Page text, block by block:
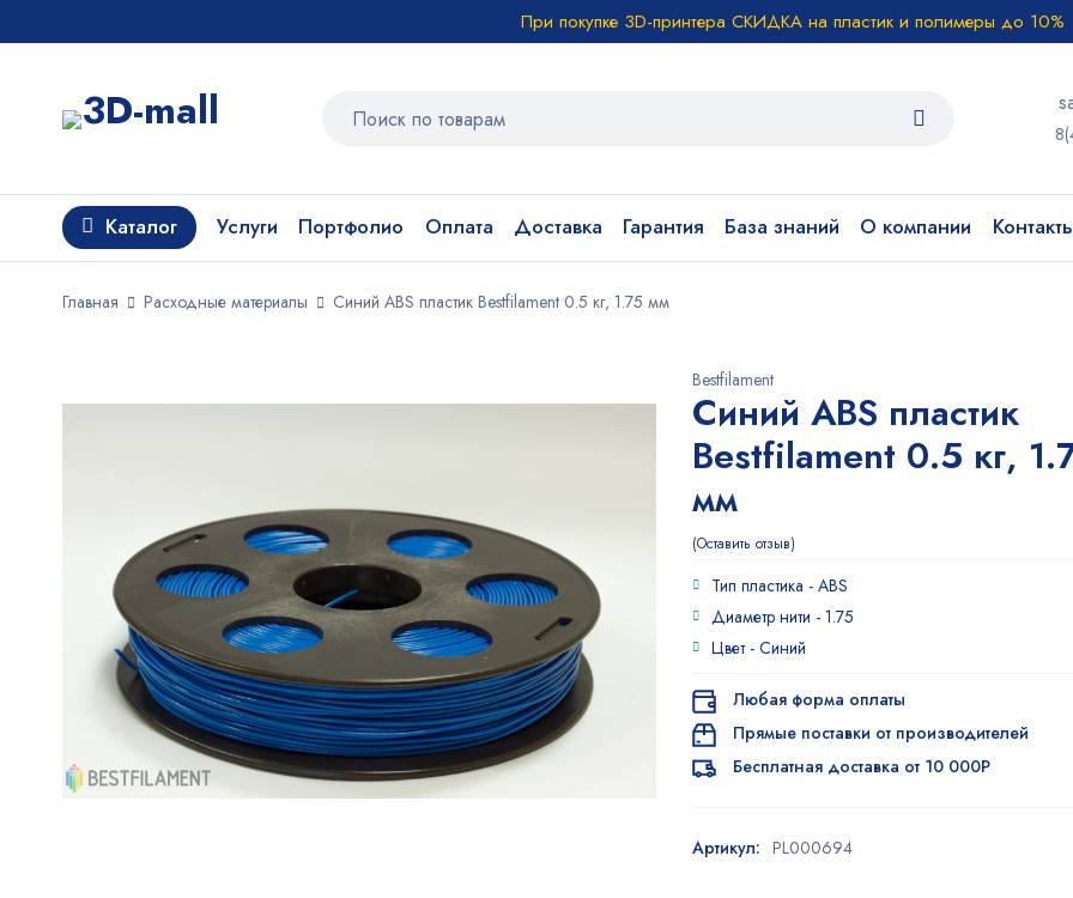
При покупке 3D-принтера СКИДКА на пластик и полимеры до 10%
Каталог Услуги Портфолио Оплата Доставка Гарантия База знаний О компании
Главная Расходные материалы Синий ABS пластик Bestfilament 0.5 кг, 1.75 мм
Bestfilament
Синий ABS пластик
Bestfilament 0.5 кг,
мм
Оставить отзыв
Тип пластика - ABS
Диаметр нити - 1.75
Цвет - Синий
Любая форма оплаты
Прямые поставки от производителей
Бесплатная доставка от 10 000Р
Артикул: PL000694